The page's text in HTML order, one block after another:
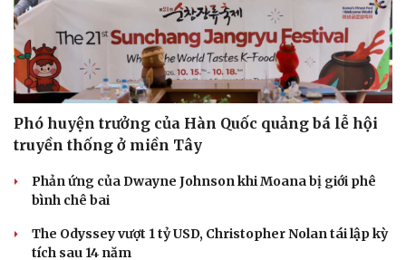
Phó huyện trưởng của Hàn Quốc quảng bá lễ hội
truyền thống ở miền Tây
Phản ứng của Dwayne Johnson khi Moana bị giới phê
bình chê bai
The Odyssey vượt 1 tỷ USD, Christopher Nolan tái lập kỳ
tích sau 14 năm